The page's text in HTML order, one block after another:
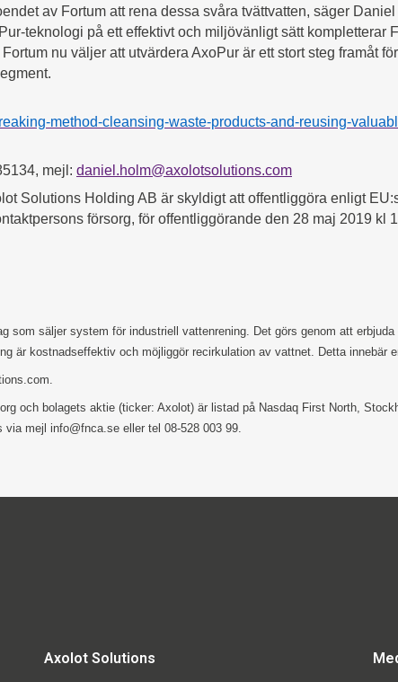
av Fortum att rena dessa svåra tvättvatten, säger
teknologi på ett effektivt och miljövänligt sätt kompletterar
nu väljer att utvärdera AxoPur är ett stort steg framåt
method-cleansing-waste-products-and-reusing-
mejl: daniel.holm@axolotsolutions.com
Solutions Holding AB är skyldigt att offentliggöra enligt
försorg, för offentliggörande den 28 maj 2019 kl
som säljer system för industriell vattenrening. Det görs genom att
är kostnadseffektiv och möjliggör recirkulation av vattnet. Detta innebär
och bolagets aktie (ticker: Axolot) är listad på Nasdaq First North,
mejl info@fnca.se eller tel 08-528 003 99.
Axolot Solutions